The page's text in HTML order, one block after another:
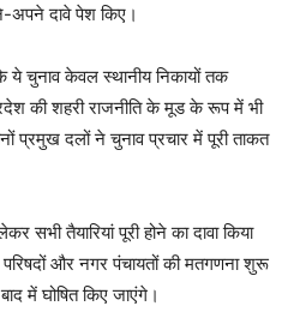
अपने दावे पेश किए।
ये चुनाव केवल स्थानीय निकायों तक
की शहरी राजनीति के मूड के रूप में भी
प्रमुख दलों ने चुनाव प्रचार में पूरी ताकत
सभी तैयारियां पूरी होने का दावा किया
और नगर पंचायतों की मतगणना शुरू
में घोषित किए जाएंगे।